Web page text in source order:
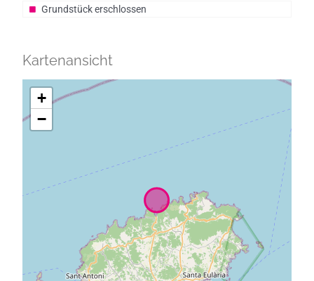
Grundstück erschlossen
Kartenansicht
+
−